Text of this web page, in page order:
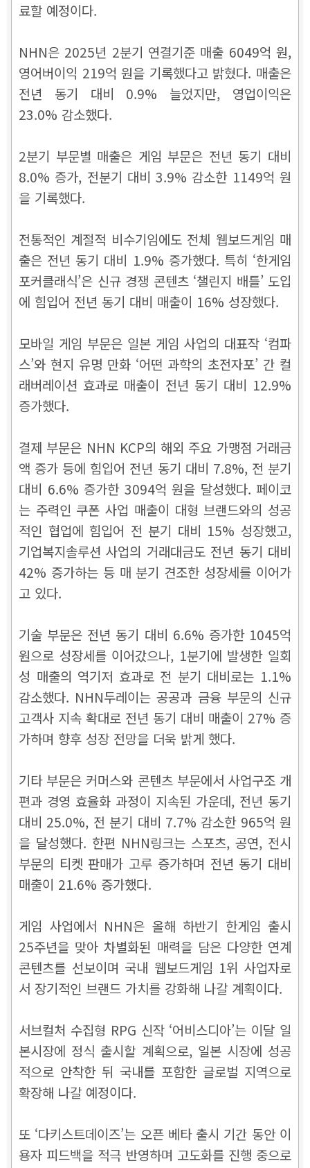
료할 예정이다.
NHN은 2025년 2분기 연결기준 매출 6049억 원,
영어버이익 219억 원을 기록했다고 밝혔다. 매출은
전년 동기 대비 0.9% 늘었지만, 영업이익은
23.0% 감소했다.
2분기 부문별 매출은 게임 부문은 전년 동기 대비
8.0% 증가, 전분기 대비 3.9% 감소한 1149억 원
을 기록했다.
전통적인 계절적 비수기임에도 전체 웹보드게임 매
출은 전년 동기 대비 1.9% 증가했다. 특히 ‘한게임
포커클래식’은 신규 경쟁 콘텐츠 ‘챌린지 배틀’ 도입
에 힘입어 전년 동기 대비 매출이 16% 성장했다.
모바일 게임 부문은 일본 게임 사업의 대표작 ‘컴파
스’와 현지 유명 만화 ‘어떤 과학의 초전자포’ 간 컬
래버레이션 효과로 매출이 전년 동기 대비 12.9%
증가했다.
결제 부문은 NHN KCP의 해외 주요 가맹점 거래금
액 증가 등에 힘입어 전년 동기 대비 7.8%, 전 분기
대비 6.6% 증가한 3094억 원을 달성했다. 페이코
는 주력인 쿠폰 사업 매출이 대형 브랜드와의 성공
적인 협업에 힘입어 전 분기 대비 15% 성장했고,
기업복지솔루션 사업의 거래대금도 전년 동기 대비
42% 증가하는 등 매 분기 견조한 성장세를 이어가
고 있다.
기술 부문은 전년 동기 대비 6.6% 증가한 1045억
원으로 성장세를 이어갔으나, 1분기에 발생한 일회
성 매출의 역기저 효과로 전 분기 대비로는 1.1%
감소했다. NHN두레이는 공공과 금융 부문의 신규
고객사 지속 확대로 전년 동기 대비 매출이 27% 증
가하며 향후 성장 전망을 더욱 밝게 했다.
기타 부문은 커머스와 콘텐츠 부문에서 사업구조 개
편과 경영 효율화 과정이 지속된 가운데, 전년 동기
대비 25.0%, 전 분기 대비 7.7% 감소한 965억 원
을 달성했다. 한편 NHN링크는 스포츠, 공연, 전시
부문의 티켓 판매가 고루 증가하며 전년 동기 대비
매출이 21.6% 증가했다.
게임 사업에서 NHN은 올해 하반기 한게임 출시
25주년을 맞아 차별화된 매력을 담은 다양한 연계
콘텐츠를 선보이며 국내 웹보드게임 1위 사업자로
서 장기적인 브랜드 가치를 강화해 나갈 계획이다.
서브컬처 수집형 RPG 신작 ‘어비스디아’는 이달 일
본시장에 정식 출시할 계획으로, 일본 시장에 성공
적으로 안착한 뒤 국내를 포함한 글로벌 지역으로
확장해 나갈 예정이다.
또 ‘다키스트데이즈’는 오픈 베타 출시 기간 동안 이
용자 피드백을 적극 반영하며 고도화를 진행 중으로